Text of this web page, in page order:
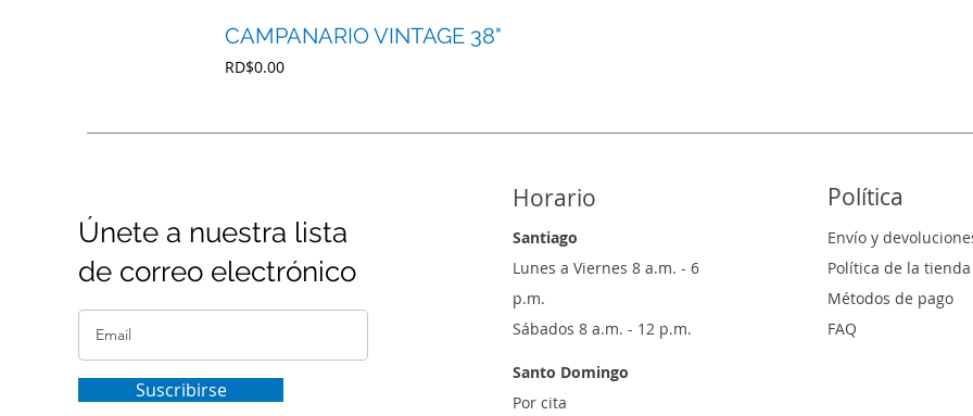
CAMPANARIO VINTAGE 38"
Precio
RD$0.00
Únete a nuestra lista
de correo electrónico
Suscribirse
Horario
Santiago
Lunes a Viernes 8 a.m. - 6
p.m.
Sábados 8 a.m. - 12 p.m.
Santo Domingo
Por cita
Política
Envío y
Política de la tienda
Métodos de pago
FAQ